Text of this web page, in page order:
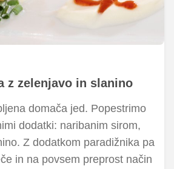
z zelenjavo in slanino
domača jed. Popestrimo
dodatki: naribanim sirom,
Z dodatkom paradižnika pa
in na povsem preprost način